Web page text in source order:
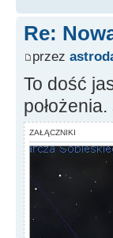
Re:
przez
To dość
ZAŁĄCZNIKI